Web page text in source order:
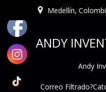
Medellín,
ANDY
Andy
Correo Filtrado?